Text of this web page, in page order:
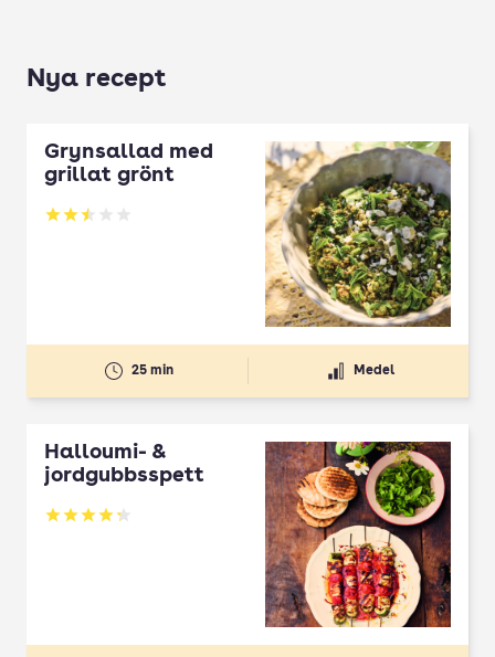
Nya recept
Grynsallad med
grillat grönt
Betyg: 2.5 av 5
25 min Medel
Halloumi- &
jordgubbsspett
Betyg: 4.3 av 5